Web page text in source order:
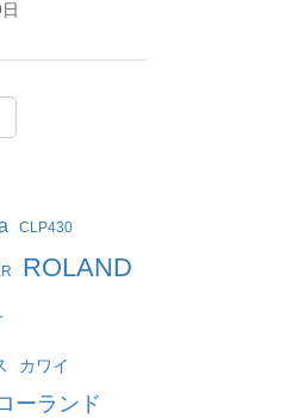
CLP430
ROLAND
カワイ
ーランド